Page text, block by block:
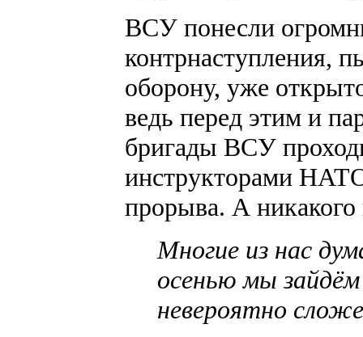
ВСУ понесли
контрнаступления,
оборону, уже
ведь перед этим и
бригады ВСУ
инструкторами
прорыва. А
Многие из нас
осенью мы
невероятно